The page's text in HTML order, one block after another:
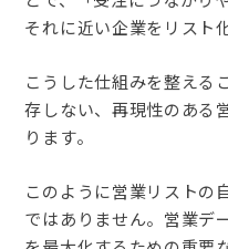
それに近い企業をリスト
こうした仕組みを整える
存しない、再現性のある
ります。
このように営業リストの
ではありません。営業デ